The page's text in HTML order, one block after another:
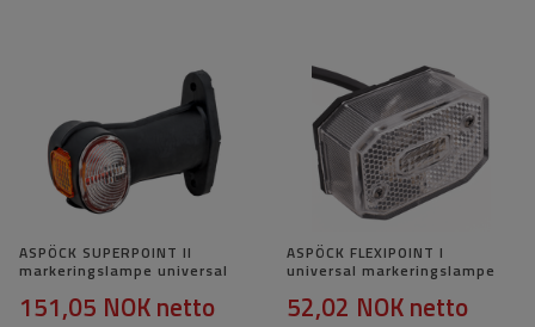
ASPÖCK SUPERPOINT II
markeringslampe universal
151,05 NOKnetto
ASPÖCK FLEXIPOINT I
universal markeringslampe
52,02 NOKnetto